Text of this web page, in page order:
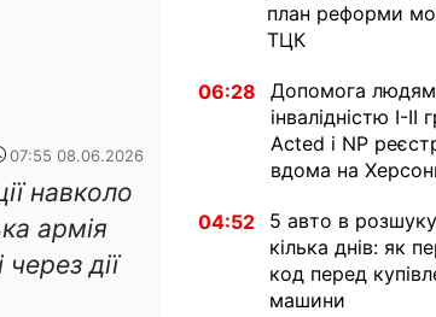
07:55 08.06.2026
навколо
армія
дії
план реформи
ТЦК
06:28
Допомога
інвалідністю I-II
Acted і NP
вдома на
04:52
5 авто в
кілька днів: як
код перед
машини